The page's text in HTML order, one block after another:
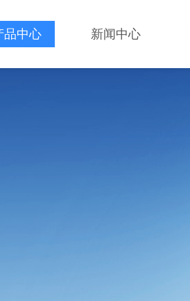
品中心 新闻中心